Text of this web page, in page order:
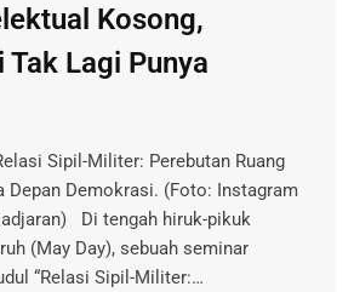
Kosong,
Lagi Punya
Sipil-Militer: Perebutan Ruang
Depan Demokrasi. (Foto: Instagram
Di tengah hiruk-pikuk
(May Day), sebuah seminar
“Relasi Sipil-Militer:…